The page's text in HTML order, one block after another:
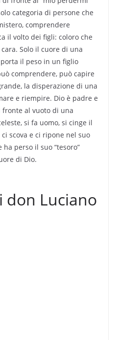
categoria di persone che
comprendere
il volto dei figli: coloro che
Solo il cuore di una
il peso in un figlio
comprendere, può capire
la disperazione di una
e riempire. Dio è padre e
al vuoto di una
si fa uomo, si cinge il
scova e ci ripone nel suo
perso il suo “tesoro”
di Dio.
don Luciano